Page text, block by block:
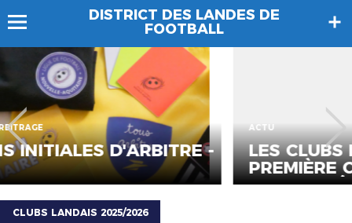
DISTRICT DES LANDES DE
FOOTBALL
-
ACTU
LES CLUBS LANDAIS FIXÉS SUR
PREMIÈRE COMPOSITION DES
POULES RÉGIONALES...
CLUBS LANDAIS 2025/2026